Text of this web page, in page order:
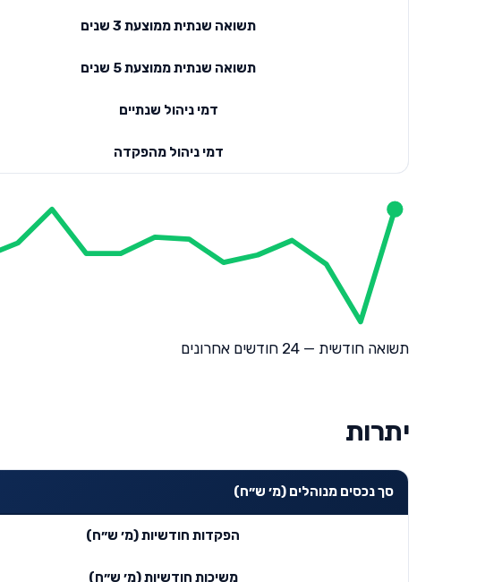
תשואה שנתית ממוצעת 3 שנים
תשואה שנתית ממוצעת 5 שנים
דמי ניהול שנתיים
דמי ניהול מהפקדה
תשואה חודשית — 24 חודשים אחרונים
יתרות
סך נכסים מנוהלים (מ׳ ש״ח)
הפקדות חודשיות (מ׳ ש״ח)
משיכות חודשיות (מ׳ ש״ח)